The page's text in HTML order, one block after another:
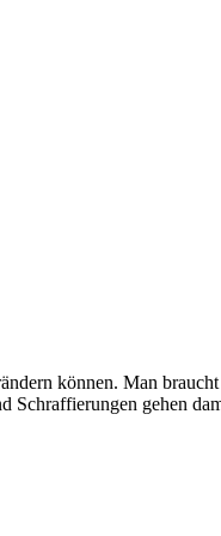
können. Man
gehen